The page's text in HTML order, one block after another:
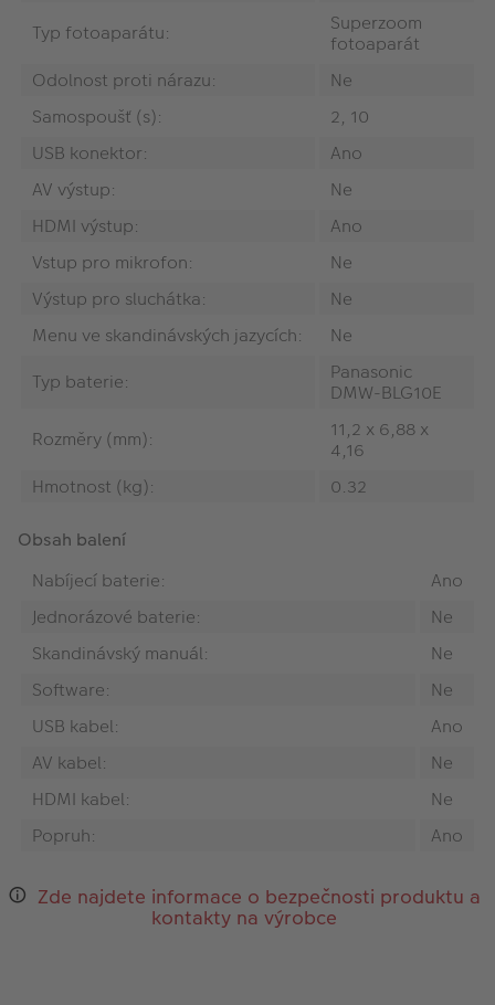
Typ fotoaparátu:
Superzoom
fotoaparát
Odolnost proti nárazu:
Ne
Samospoušť (s):
2, 10
USB konektor:
Ano
AV výstup:
Ne
HDMI výstup:
Ano
Vstup pro mikrofon:
Ne
Výstup pro sluchátka:
Ne
Menu ve skandinávských jazycích:
Ne
Typ baterie:
Panasonic
DMW-BLG10E
Rozměry (mm):
11,2 x 6,88 x
4,16
Hmotnost (kg):
0.32
Obsah balení
Nabíjecí baterie:
Ano
Jednorázové baterie:
Ne
Skandinávský manuál:
Ne
Software:
Ne
USB kabel:
Ano
AV kabel:
Ne
HDMI kabel:
Ne
Popruh:
Ano
Zde najdete informace o bezpečnosti produktu a
kontakty na výrobce